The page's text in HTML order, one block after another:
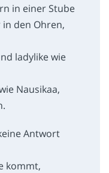
in einer Stube
den Ohren,
ladylike wie
Nausikaa,
Antwort
kommt,